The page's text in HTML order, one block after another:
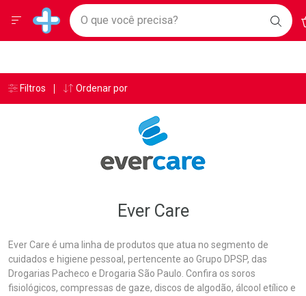
Drogarias Pacheco
Baixe nosso APP e aproveite Ofertas Exclusivas!
O
Ir direto para a home
pela página
Ir direto para o conteúdo
Ir direto para a busca
Ir direto para a ajuda
Ir direto para a notificações
Faça a sua busca
O que você precisa?
Menu
Breadcrumb
Drogarias Pacheco Ever Care
Ever Care
Ever Care é uma linha de produtos que atua no segmento de
cuidados e higiene pessoal, pertencente ao Grupo DPSP, das
Drogarias Pacheco e Drogaria São Paulo. Confira os soros
fisiológicos, compressas de gaze, discos de algodão, álcool etílico e
Âncoras
Filtros Ordenar por